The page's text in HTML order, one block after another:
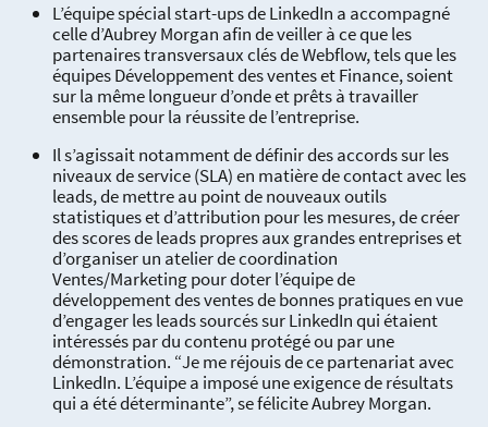
L’équipe spécial start-ups de LinkedIn a accompagné
celle d’Aubrey Morgan afin de veiller à ce que les
partenaires transversaux clés de Webflow, tels que les
équipes Développement des ventes et Finance, soient
sur la même longueur d’onde et prêts à travailler
ensemble pour la réussite de l’entreprise.
Il s’agissait notamment de définir des accords sur les
niveaux de service (SLA) en matière de contact avec les
leads, de mettre au point de nouveaux outils
statistiques et d’attribution pour les mesures, de créer
des scores de leads propres aux grandes entreprises et
d’organiser un atelier de coordination
Ventes/Marketing pour doter l’équipe de
développement des ventes de bonnes pratiques en vue
d’engager les leads sourcés sur LinkedIn qui étaient
intéressés par du contenu protégé ou par une
démonstration. “Je me réjouis de ce partenariat avec
LinkedIn. L’équipe a imposé une exigence de résultats
qui a été déterminante”, se félicite Aubrey Morgan.